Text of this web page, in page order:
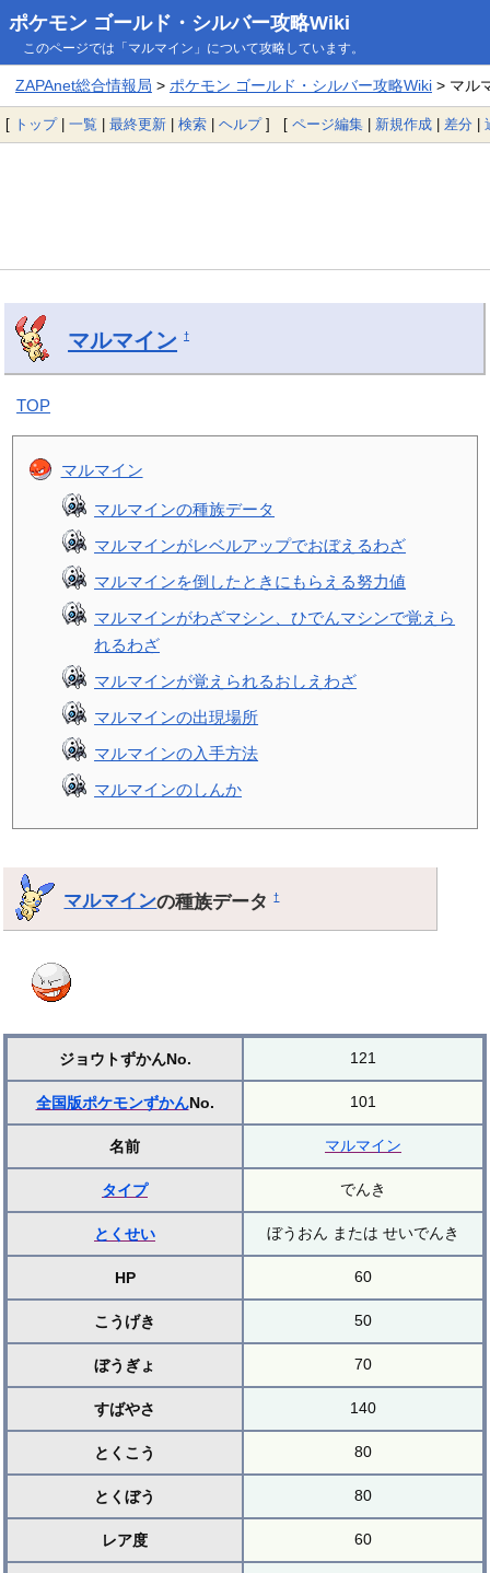
ポケモン ゴールド・シルバー攻略Wiki
このページでは「マルマイン」について攻略しています。
ZAPAnet総合情報局 > ポケモン ゴールド・シルバー攻略Wiki> マル
[ トップ| 一覧 | 最終更新 | 検索 | ヘルプ] [ ページ編集 | 新規作成 | 差分 |
マルマイン †
TOP
マルマイン
マルマインの種族データ
マルマインがレベルアップでおぼえるわざ
マルマインを倒したときにもらえる努力値
マルマインがわざマシン、ひでんマシンで覚えら
れるわざ
マルマインが覚えられるおしえわざ
マルマインの出現場所
マルマインの入手方法
マルマインのしんか
マルマインの種族データ†
ジョウトずかんNo. 121
全国版ポケモンずかんNo. 101
名前 マルマイン
タイプ でんき
とくせい ぼうおん または せいでんき
HP 60
こうげき 50
ぼうぎょ 70
すばやさ 140
とくこう 80
とくぼう 80
レア度 60